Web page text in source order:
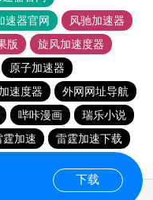
速器官网
风驰加速器
版
旋风加速度器
原子加速器
速度器
外网网址导航
哔咔漫画
瑞乐小说
霆加速
雷霆加速下载
下载